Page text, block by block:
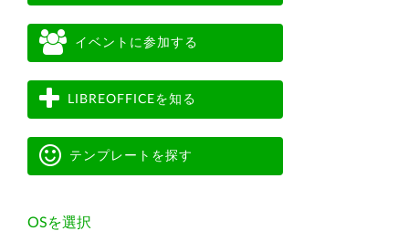
イベントに参加する
LIBREOFFICEを知る
テンプレートを探す
OSを選択